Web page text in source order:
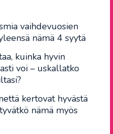
vaihdevuosien
nämä 4 syytä
kuinka hyvin
voi – uskallatko
kertovat hyvästä
nämä myös